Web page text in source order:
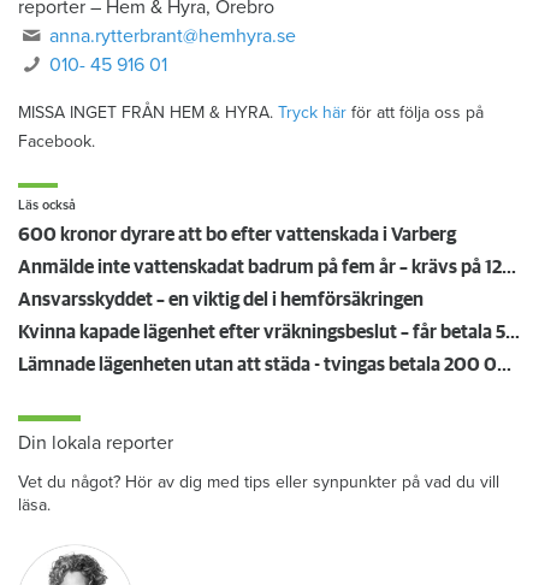
reporter – Hem & Hyra, Örebro
anna.rytterbrant@hemhyra.se
010- 45 916 01
MISSA INGET FRÅN HEM & HYRA.
Läs också
600 kronor dyrare att bo efter vattenskada i Varberg
Ansvarsskyddet – en viktig del i hemförsäkringen
Din lokala reporter
Vet du något? Hör av dig med tips eller synpunkter på vad du vill